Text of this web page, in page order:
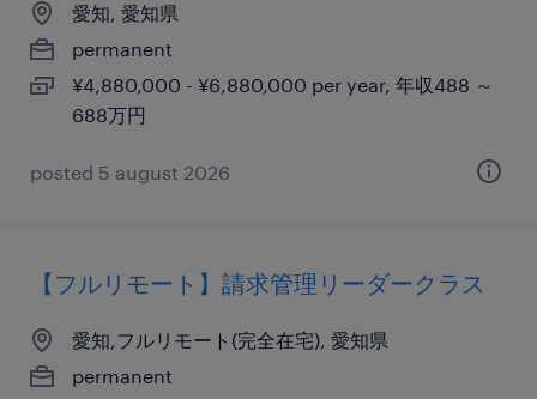
愛知, 愛知県
permanent
¥4,880,000 - ¥6,880,000 per year, 年収488 ～
688万円
posted 5 august 2026
【フルリモート】請求管理リーダークラス
愛知,フルリモート(完全在宅), 愛知県
permanent